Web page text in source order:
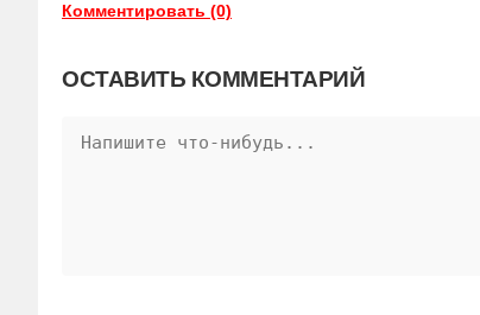
Комментировать (0)
ОСТАВИТЬ КОММЕНТАРИЙ